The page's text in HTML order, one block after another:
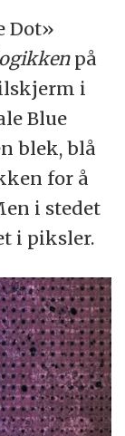
Dot»
på
i
Blue
blek, blå
for å
i stedet
i piksler.